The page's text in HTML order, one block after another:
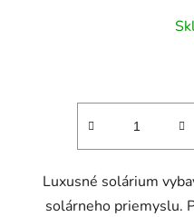
Luxusné solárium
solárneho priemyslu.